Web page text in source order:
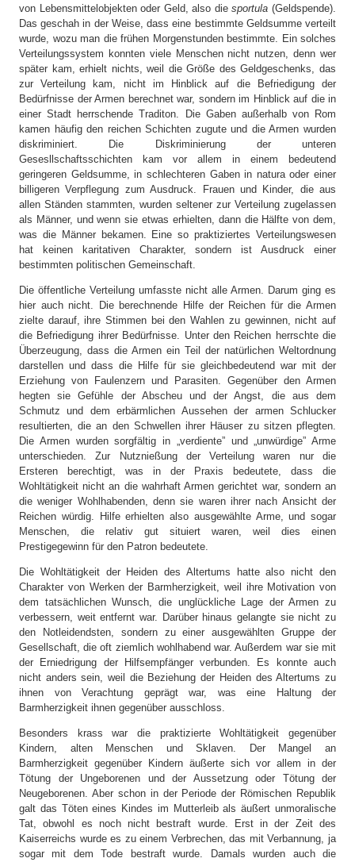
von Lebensmittelobjekten oder Geld, also diesportula (Geldspende).
Das geschah in der Weise, dass eine bestimmte Geldsumme verteilt
wurde, wozu man die frühen Morgenstunden bestimmte. Ein solches
Verteilungssystem konnten viele Menschen nicht nutzen, denn wer
später kam, erhielt nichts, weil die Größe des Geldgeschenks, das
zur Verteilung kam, nicht im Hinblick auf die Befriedigung der
Bedürfnisse der Armen berechnet war, sondern im Hinblick auf die in
einer Stadt herrschende Traditon. Die Gaben außerhalb von Rom
kamen häufig den reichen Schichten zugute und die Armen wurden
diskriminiert. Die Diskriminierung der unteren
Gesesllschaftsschichten kam vor allem in einem bedeutend
geringeren Geldsumme, in schlechteren Gaben in natura oder einer
billigeren Verpflegung zum Ausdruck. Frauen und Kinder, die aus
allen Ständen stammten, wurden seltener zur Verteilung zugelassen
als Männer, und wenn sie etwas erhielten, dann die Hälfte von dem,
was die Männer bekamen. Eine so praktiziertes Verteilungswesen
hat keinen karitativen Charakter, sondern ist Ausdruck einer
bestimmten politischen Gemeinschaft.
Die öffentliche Verteilung umfasste nicht alle Armen. Darum ging es
hier auch nicht. Die berechnende Hilfe der Reichen für die Armen
zielte darauf, ihre Stimmen bei den Wahlen zu gewinnen, nicht auf
die Befriedigung ihrer Bedürfnisse. Unter den Reichen herrschte die
Überzeugung, dass die Armen ein Teil der natürlichen Weltordnung
darstellen und dass die Hilfe für sie gleichbedeutend war mit der
Erziehung von Faulenzern und Parasiten. Gegenüber den Armen
hegten sie Gefühle der Abscheu und der Angst, die aus dem
Schmutz und dem erbärmlichen Aussehen der armen Schlucker
resultierten, die an den Schwellen ihrer Häuser zu sitzen pflegten.
Die Armen wurden sorgfältig in „verdiente” und „unwürdige” Arme
unterschieden. Zur Nutznießung der Verteilung waren nur die
Ersteren berechtigt, was in der Praxis bedeutete, dass die
Wohltätigkeit nicht an die wahrhaft Armen gerichtet war, sondern an
die weniger Wohlhabenden, denn sie waren ihrer nach Ansicht der
Reichen würdig. Hilfe erhielten also ausgewählte Arme, und sogar
Menschen, die relativ gut situiert waren, weil dies einen
Prestigegewinn für den Patron bedeutete.
Die Wohltätigkeit der Heiden des Altertums hatte also nicht den
Charakter von Werken der Barmherzigkeit, weil ihre Motivation von
dem tatsächlichen Wunsch, die unglückliche Lage der Armen zu
verbessern, weit entfernt war. Darüber hinaus gelangte sie nicht zu
den Notleidendsten, sondern zu einer ausgewählten Gruppe der
Gesellschaft, die oft ziemlich wohlhabend war. Außerdem war sie mit
der Erniedrigung der Hilfsempfänger verbunden. Es konnte auch
nicht anders sein, weil die Beziehung der Heiden des Altertums zu
ihnen von Verachtung geprägt war, was eine Haltung der
Barmherzigkeit ihnen gegenüber ausschloss.
Besonders krass war die praktizierte Wohltätigkeit gegenüber
Kindern, alten Menschen und Sklaven. Der Mangel an
Barmherzigkeit gegenüber Kindern äußerte sich vor allem in der
Tötung der Ungeborenen und der Aussetzung oder Tötung der
Neugeborenen. Aber schon in der Periode der Römischen Republik
galt das Töten eines Kindes im Mutterleib als äußert unmoralische
Tat, obwohl es noch nicht bestraft wurde. Erst in der Zeit des
Kaiserreichs wurde es zu einem Verbrechen, das mit Verbannung, ja
sogar mit dem Tode bestraft wurde. Damals wurden auch die